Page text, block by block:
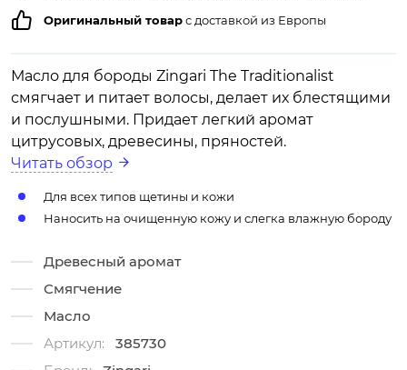
Оригинальный товарс доставкой из Европы
Масло для бороды Zingari The Traditionalist
смягчает и питает волосы, делает их блестящими
и послушными. Придает легкий аромат
цитрусовых, древесины, пряностей.
Читать обзор
Для всех типов щетины и кожи
Наносить на очищенную кожу и слегка влажную бороду
Древесный аромат
Смягчение
Масло
Артикул:
385730